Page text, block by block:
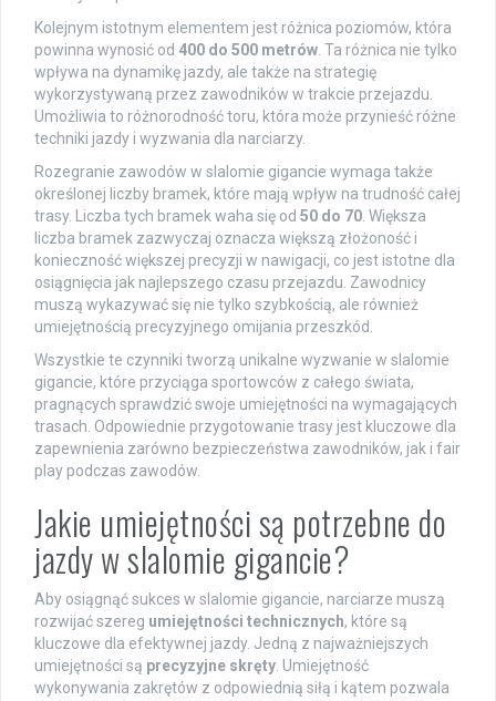
Kolejnym istotnym elementem jest różnica poziomów, która
powinna wynosić od 400 do 500 metrów. Ta różnica nie tylko
wpływa na dynamikę jazdy, ale także na strategię
wykorzystywaną przez zawodników w trakcie przejazdu.
Umożliwia to różnorodność toru, która może przynieść różne
techniki jazdy i wyzwania dla narciarzy.
Rozegranie zawodów w slalomie gigancie wymaga także
określonej liczby bramek, które mają wpływ na trudność całej
trasy. Liczba tych bramek waha się od 50 do 70. Większa
liczba bramek zazwyczaj oznacza większą złożoność i
konieczność większej precyzji w nawigacji, co jest istotne dla
osiągnięcia jak najlepszego czasu przejazdu. Zawodnicy
muszą wykazywać się nie tylko szybkością, ale również
umiejętnością precyzyjnego omijania przeszkód.
Wszystkie te czynniki tworzą unikalne wyzwanie w slalomie
gigancie, które przyciąga sportowców z całego świata,
pragnących sprawdzić swoje umiejętności na wymagających
trasach. Odpowiednie przygotowanie trasy jest kluczowe dla
zapewnienia zarówno bezpieczeństwa zawodników, jak i fair
play podczas zawodów.
Jakie umiejętności są potrzebne do
jazdy w slalomie gigancie?
Aby osiągnąć sukces w slalomie gigancie, narciarze muszą
rozwijać szereg umiejętności technicznych, które są
kluczowe dla efektywnej jazdy. Jedną z najważniejszych
umiejętności są precyzyjne skręty. Umiejętność
wykonywania zakrętów z odpowiednią siłą i kątem pozwala